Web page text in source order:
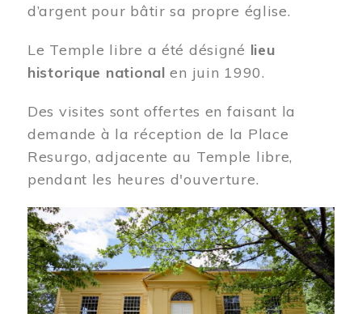
d’argent pour bâtir sa propre église.
Le Temple libre a été désigné lieu
historique national en juin 1990.
Des visites sont offertes en faisant la
demande à la réception de la Place
Resurgo, adjacente au Temple libre,
pendant les heures d'ouverture.
Image